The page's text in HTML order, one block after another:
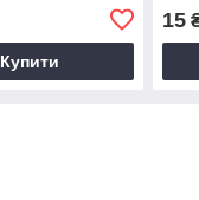
Купити
15